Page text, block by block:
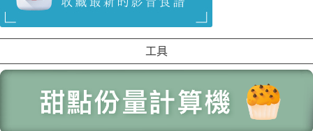
工具